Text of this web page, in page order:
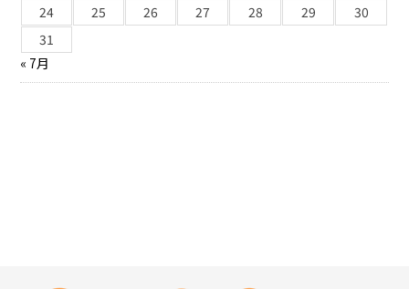
24
25 26 27 28 29
30
31
« 7月